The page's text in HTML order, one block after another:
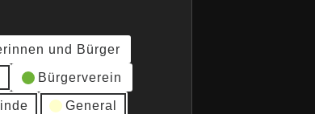
und Bürger
Bürgerverein
General